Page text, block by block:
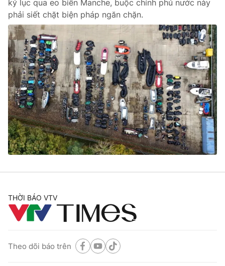
Pháp luật
Y tế
Thế giới
Tin tức
Thế giới đó đây
Câu chuyện quốc tế
Kinh tế
Tài chính
Thị trường
Góc doanh nghiệp
Dữ liệu và đời sống
Truyền hình
Phim VTV
Hậu trường
Giải trí
Điện ảnh
Âm nhạc
Du lịch
kỷ lục qua eo biển Manche, buộc chính phủ nước này
phải siết chặt biện pháp ngăn chặn.
THỜI BÁO VTV
Theo dõi báo trên